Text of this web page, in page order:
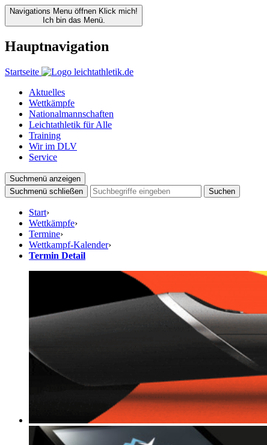
Navigations Menu öffnen Klick mich!
Ich bin das Menü.
Hauptnavigation
Startseite
Aktuelles
Wettkämpfe
Nationalmannschaften
Leichtathletik für Alle
Training
Wir im DLV
Service
Suchmenü anzeigen
Suchmenü schließen
Suchen
Start›
Wettkämpfe›
Termine›
Wettkampf-Kalender›
Termin Detail